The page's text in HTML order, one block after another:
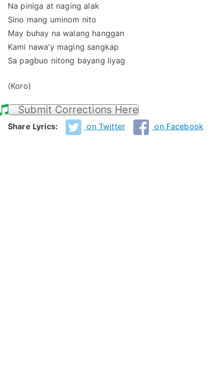
Na piniga at naging alak
Sino mang uminom nito
May buhay na walang hanggan
Kami nawa’y maging sangkap
Sa pagbuo nitong bayang liyag
(Koro)
Submit Corrections Here
Share Lyrics: on Twitter on Facebook